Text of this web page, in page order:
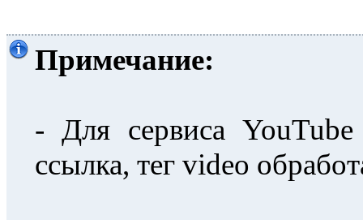
Примечание:
- Для сервиса
ссылка, тег video